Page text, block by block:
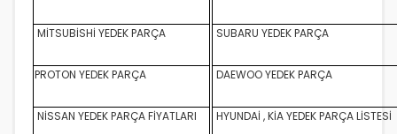
MİTSUBİSHİ YEDEK PARÇA SUBARU YEDEK PARÇA
PROTON YEDEK PARÇA DAEWOO YEDEK PARÇA
NİSSAN YEDEK PARÇA FİYATLARI HYUNDAİ , KİA YEDEK PARÇA LİSTESİ